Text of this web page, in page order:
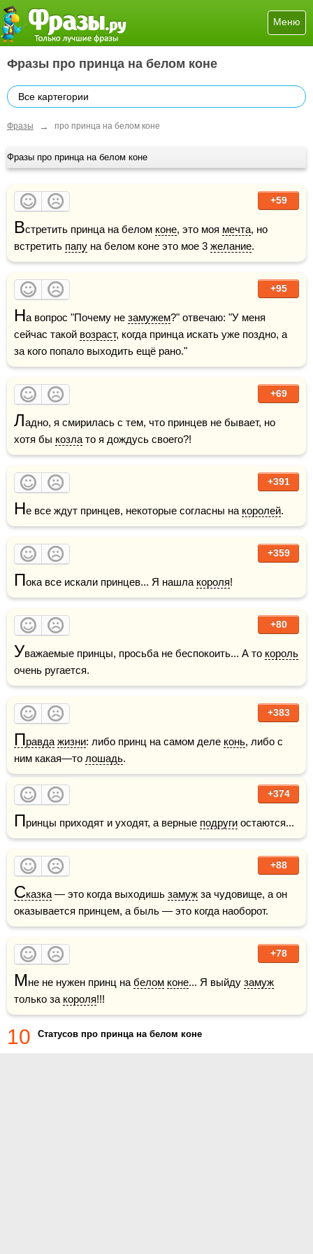
Меню
Фразы про принца на белом коне
Все картегории
Фразы → про принца на белом коне
Фразы про принца на белом коне
+59
Встретить принца на белом коне, это моя мечта, но
встретить папу на белом коне это мое 3 желание.
+95
На вопрос "Почему не замужем?" отвечаю: "У меня
сейчас такой возраст, когда принца искать уже поздно, а
за кого попало выходить ещё рано."
+69
Ладно, я смирилась с тем, что принцев не бывает, но
хотя бы козла то я дождусь своего?!
+391
Не все ждут принцев, некоторые согласны на королей.
+359
Пока все искали принцев... Я нашла короля!
+80
Уважаемые принцы, просьба не беспокоить... А то король
очень ругается.
+383
Правда жизни: либо принц на самом деле конь, либо с
ним какая—то лошадь.
+374
Принцы приходят и уходят, а верные подруги остаются...
+88
Сказка — это когда выходишь замуж за чудовище, а он
оказывается принцем, а быль — это когда наоборот.
+78
Мне не нужен принц на белом коне... Я выйду замуж
только за короля!!!
10 Статусов про принца на белом коне